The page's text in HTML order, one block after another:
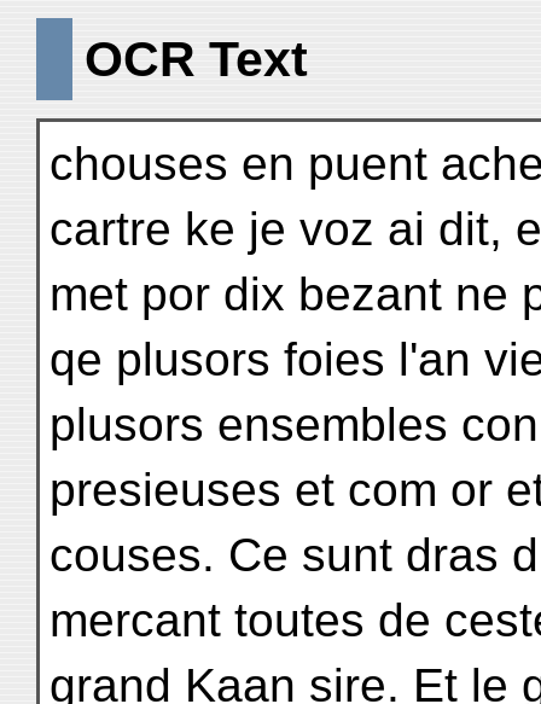
OCR Text
chouses en puent
cartre ke je voz ai dit,
met por dix bezant ne
qe plusors foies l'an
plusors ensembles
presieuses et com or
couses. Ce sunt dras
mercant toutes de
grand Kaan sire. Et le